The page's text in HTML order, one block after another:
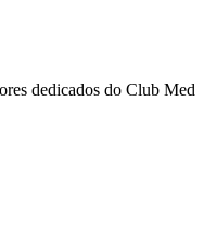
dedicados do Club Med